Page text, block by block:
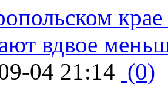
вдвое
04 21:14 (0)